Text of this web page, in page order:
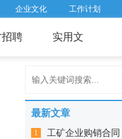
企业文化 工作计划
招聘 实用文
最新文章
1
工矿企业购销合同